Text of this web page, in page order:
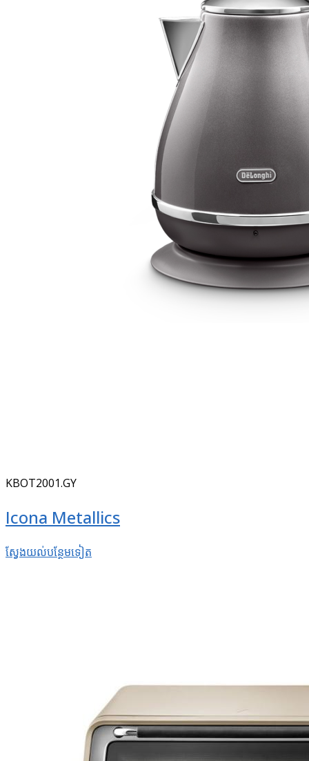
KBOT2001.GY
Icona Metallics
ស្វែងយល់​បន្ថែម​ទៀត